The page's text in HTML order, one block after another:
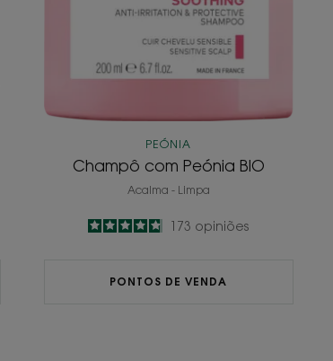
PEÓNIA
Champô com Peónia BIO
Acalma - Limpa
4.8
/5173 opiniões
PONTOS DE VENDA